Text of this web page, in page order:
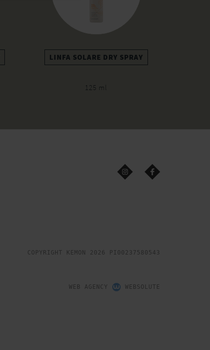
LINFA SOLARE DRY SPRAY
125 ml
COPYRIGHT KEMON 2026 PI00237580543
WEB AGENCY WEBSOLUTE